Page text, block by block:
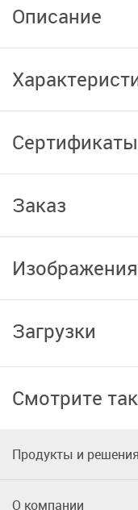
Описание
Сертификаты
Заказ
Изображения
Загрузки
Смотрите
Продукты и решения
О компании